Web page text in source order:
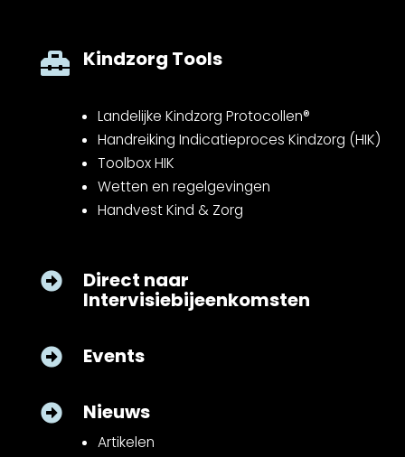
 Kindzorg Tools
Landelijke Kindzorg Protocollen®
Handreiking Indicatieproces Kindzorg (HIK)
Toolbox HIK
Wetten en regelgevingen
Handvest Kind & Zorg
 Direct naar
Intervisiebijeenkomsten
 Events
 Nieuws
Artikelen